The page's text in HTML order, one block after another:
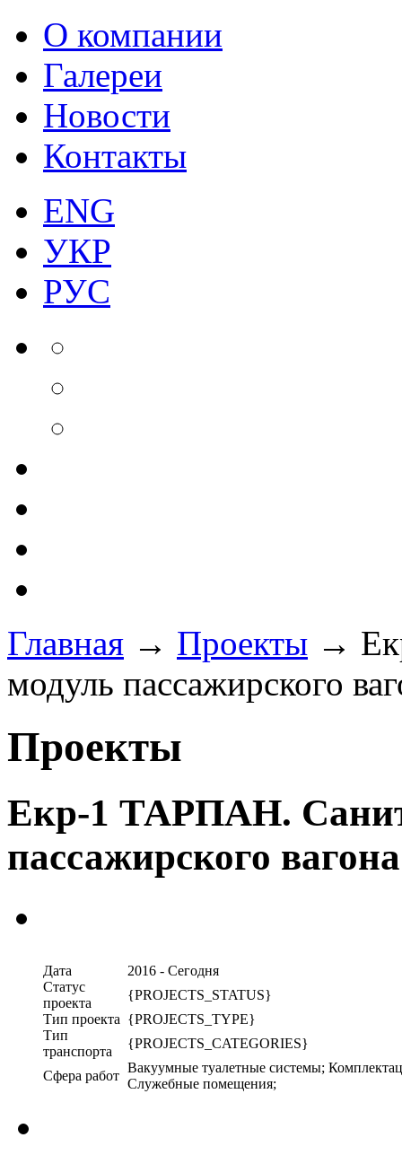
О компании
Галереи
Новости
Контакты
ENG
УКР
РУС
Главная → Проекты →
модуль пассажирского
Проекты
Екр-1 ТАРПАН.
пассажирского вагона
Дата
2016 - Сегодня
Статус
проекта
{PROJECTS_STATUS}
Тип проекта {PROJECTS_TYPE}
Тип
транспорта
{PROJECTS_CATEGORIES}
Сфера работ
Вакуумные туалетные системы;
Служебные помещения;